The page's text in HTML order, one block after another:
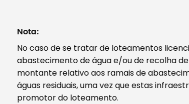
Nota:
No caso de se tratar de loteamentos
abastecimento de água e/ou de recolha
montante relativo aos ramais de
águas residuais, uma vez que estas
promotor do loteamento.